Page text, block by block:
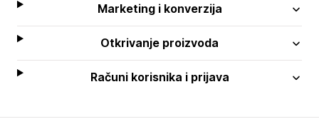
Marketing i konverzija
Otkrivanje proizvoda
Računi korisnika i prijava